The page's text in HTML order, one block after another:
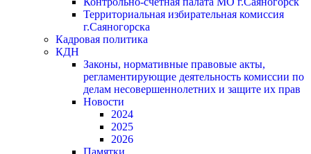
Территориальная избирательная комиссия
г.Саяногорска
Кадровая политика
КДН
Законы, нормативные правовые акты,
регламентирующие деятельность комиссии по
делам несовершеннолетних и защите их прав
Новости
2024
2025
2026